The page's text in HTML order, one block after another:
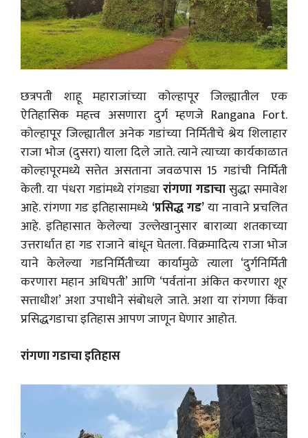
छत्रपती शाहू महाराजांच्या कोल्हापूर जिल्ह्यातील एक
ऐतिहासिक महत्त्व असणारा दुर्ग म्हणजे Rangana Fort.
कोल्हापूर जिल्ह्यातील अनेक गडांच्या निर्मितीचे श्रेय शिलाहार
राजा भोज (दुसरा) याला दिले जाते. त्याने त्याच्या कार्यकाळात
कोल्हापूरमध्ये सत्तेत असताना जवळपास 15 गडांची निर्मिती
केली. या पंधरा गडांमध्ये रांगड्यारांगणा गडाचासुद्धा समावेश
आहे. रांगणा गड इतिहासामध्ये ‘प्रसिद्ध गड’या नावाने प्रचलित
आहे. इतिहासात केलेल्या उल्लेखानुसार बाराव्या शतकाच्या
उत्तरार्धात हा गड राजाने बांधून घेतला. विक्रमादित्य राजा भोज
याने केलेल्या गडनिर्मितीच्या कार्यामुळे त्याला ‘दुर्गनिर्मिती
करणारा महान अधिपती’ आणि ‘पर्वतांना अंकित करणारा शूर
सत्ताधीश’ अशा उपाधीने संबोधले जाते. अशा या रांगणा किंवा
प्रसिद्धगडाचा इतिहास आपण जाणून घेणार आहोत.
रांगणा गडाचा इतिहास